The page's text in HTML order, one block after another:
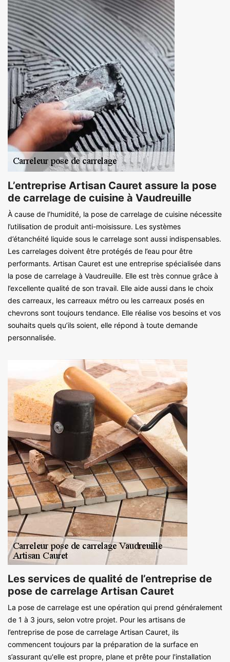
L’entreprise Artisan Cauret assure la pose
de carrelage de cuisine à Vaudreuille
À cause de l’humidité, la pose de carrelage de cuisine nécessite
l’utilisation de produit anti-moisissure. Les systèmes
d’étanchéité liquide sous le carrelage sont aussi indispensables.
Les carrelages doivent être protégés de l’eau pour être
performants. Artisan Cauret est une entreprise spécialisée dans
la pose de carrelage à Vaudreuille. Elle est très connue grâce à
l’excellente qualité de son travail. Elle aide aussi dans le choix
des carreaux, les carreaux métro ou les carreaux posés en
chevrons sont toujours tendance. Elle réalise vos besoins et vos
souhaits quels qu’ils soient, elle répond à toute demande
personnalisée.
Les services de qualité de l’entreprise de
pose de carrelage Artisan Cauret
La pose de carrelage est une opération qui prend généralement
de 1 à 3 jours, selon votre projet. Pour les artisans de
l’entreprise de pose de carrelage Artisan Cauret, ils
commencent toujours par la préparation de la surface en
s’assurant qu'elle est propre, plane et prête pour l'installation